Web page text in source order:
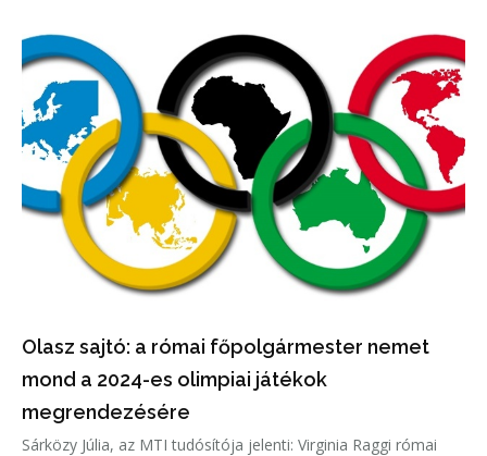
Olasz sajtó: a római főpolgármester nemet
mond a 2024-es olimpiai játékok
megrendezésére
Sárközy Júlia, az MTI tudósítója jelenti: Virginia Raggi római